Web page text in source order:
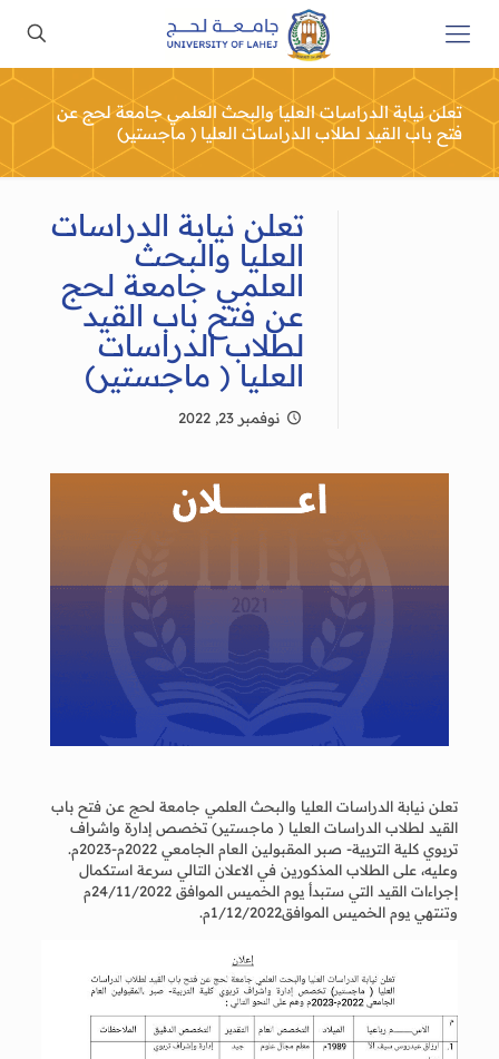
تعلن نيابة الدراسات العليا والبحث العلمي جامعة لحج عن
فتح باب القيد لطلاب الدراسات العليا ( ماجستير)
تعلن نيابة الدراسات
العليا والبحث
العلمي جامعة لحج
عن فتح باب القيد
لطلاب الدراسات
العليا ( ماجستير)
نوفمبر 23, 2022
تعلن نيابة الدراسات العليا والبحث العلمي جامعة لحج عن فتح باب
القيد لطلاب الدراسات العليا ( ماجستير) تخصص إدارة واشراف
تربوي كلية التربية- صبر المقبولين العام الجامعي 2022م-2023م.
وعليه، على الطلاب المذكورين في الاعلان التالي سرعة استكمال
إجراءات القيد التي ستبدأ يوم الخميس الموافق 24/11/2022م
وتنتهي يوم الخميس الموافق1/12/2022م.